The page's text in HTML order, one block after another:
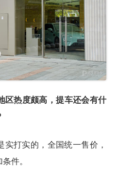
区热度颇高，提车还会有什
打实的，全国统一售价，
件。